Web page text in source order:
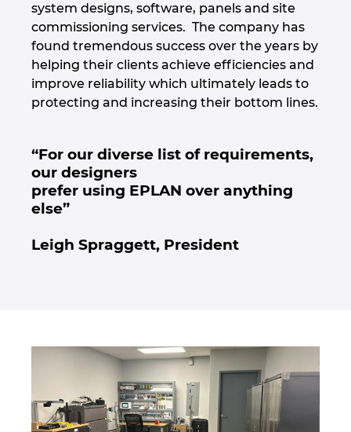
system designs, software, panels and site
commissioning services. The company has
found tremendous success over the years by
helping their clients achieve efficiencies and
improve reliability which ultimately leads to
protecting and increasing their bottom lines.
“For our diverse list of requirements,
our designers
prefer using EPLAN over anything
else”
Leigh Spraggett, President
Lithuania
Luxembourg
Mexico
Netherlands
New Zealand
Philippines
Poland